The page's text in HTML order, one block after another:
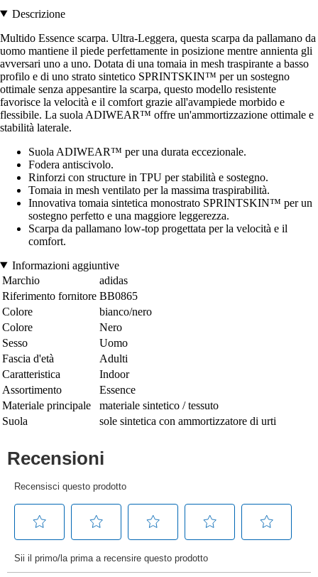
Descrizione
Multido Essence scarpa. Ultra-Leggera, questa scarpa da pallamano da
uomo mantiene il piede perfettamente in posizione mentre annienta gli
avversari uno a uno. Dotata di una tomaia in mesh traspirante a basso
profilo e di uno strato sintetico SPRINTSKIN™ per un sostegno
ottimale senza appesantire la scarpa, questo modello resistente
favorisce la velocità e il comfort grazie all'avampiede morbido e
flessibile. La suola ADIWEAR™ offre un'ammortizzazione ottimale e
stabilità laterale.
Suola ADIWEAR™ per una durata eccezionale.
Fodera antiscivolo.
Rinforzi con structure in TPU per stabilità e sostegno.
Tomaia in mesh ventilato per la massima traspirabilità.
Innovativa tomaia sintetica monostrato SPRINTSKIN™ per un
sostegno perfetto e una maggiore leggerezza.
Scarpa da pallamano low-top progettata per la velocità e il
comfort.
Informazioni aggiuntive
Marchio
adidas
Riferimento fornitore BB0865
Colore
bianco/nero
Colore
Nero
Sesso
Uomo
Fascia d'età
Adulti
Caratteristica
Indoor
Assortimento
Essence
Materiale principale
materiale sintetico / tessuto
Suola
sole sintetica con ammortizzatore di urti